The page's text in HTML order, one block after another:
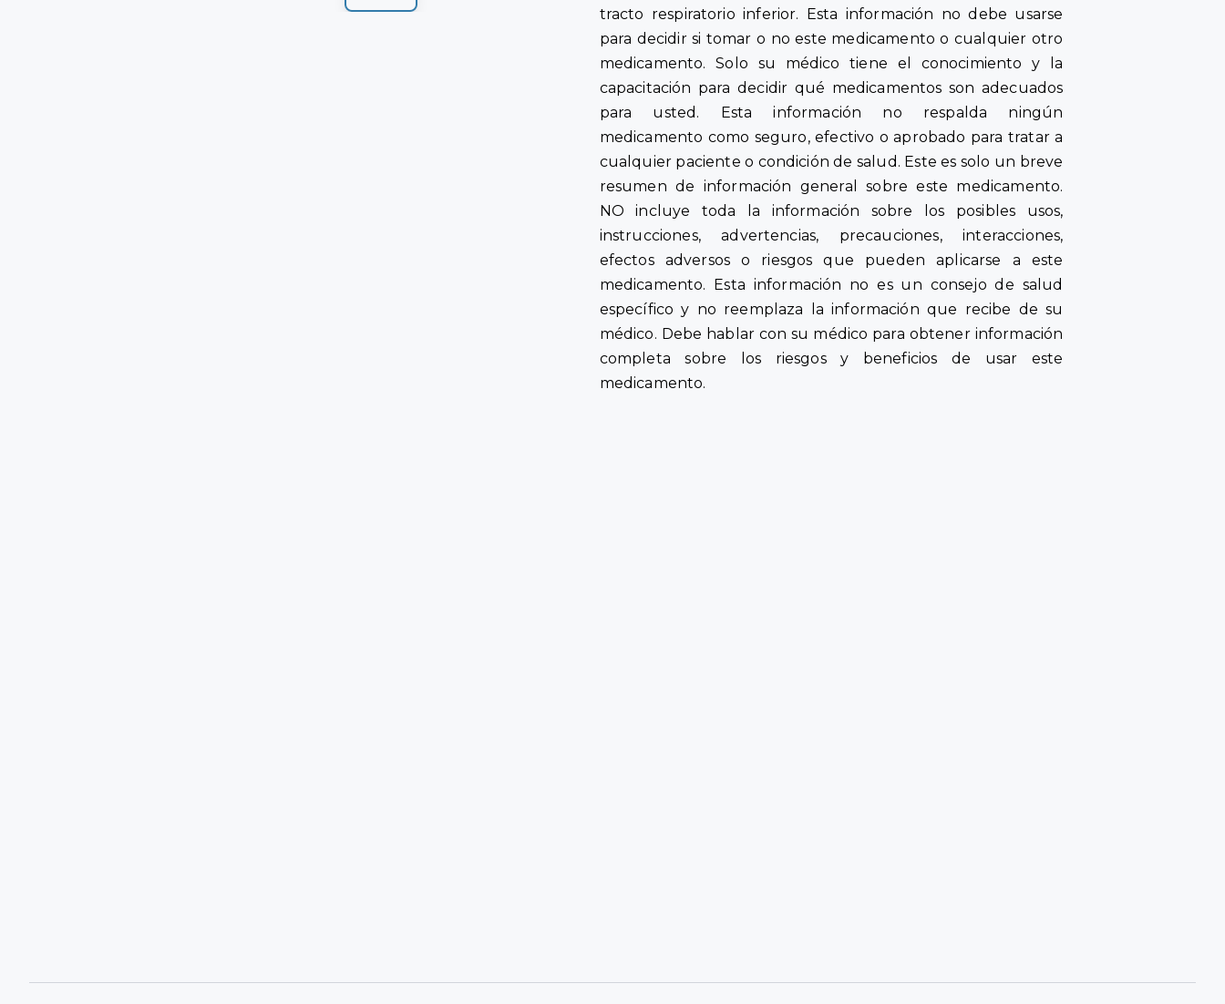
tracto respiratorio inferior. Esta información no debe usarse
para decidir si tomar o no este medicamento o cualquier otro
medicamento. Solo su médico tiene el conocimiento y la
capacitación para decidir qué medicamentos son adecuados
para usted. Esta información no respalda ningún
medicamento como seguro, efectivo o aprobado para tratar a
cualquier paciente o condición de salud. Este es solo un breve
resumen de información general sobre este medicamento.
NO incluye toda la información sobre los posibles usos,
instrucciones, advertencias, precauciones, interacciones,
efectos adversos o riesgos que pueden aplicarse a este
medicamento. Esta información no es un consejo de salud
específico y no reemplaza la información que recibe de su
médico. Debe hablar con su médico para obtener información
completa sobre los riesgos y beneficios de usar este
medicamento.